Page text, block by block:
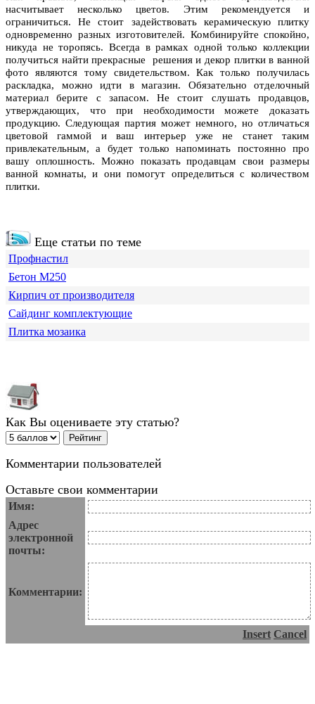
насчитывает несколько цветов. Этим рекомендуется и
ограничиться. Не стоит задействовать керамическую плитку
одновременно разных изготовителей. Комбинируйте спокойно,
никуда не торопясь. Всегда в рамках одной только коллекции
получиться найти прекрасные решения и декор плитки в ванной
фото являются тому свидетельством. Как только получилась
раскладка, можно идти в магазин. Обязательно отделочный
материал берите с запасом. Не стоит слушать продавцов,
утверждающих, что при необходимости можете доказать
продукцию. Следующая партия может немного, но отличаться
цветовой гаммой и ваш интерьер уже не станет таким
привлекательным, а будет только напоминать постоянно про
вашу оплошность. Можно показать продавцам свои размеры
ванной комнаты, и они помогут определиться с количеством
плитки.
Еще статьи по теме
Профнастил
Бетон М250
Кирпич от производителя
Сайдинг комплектующие
Плитка мозаика
Как Вы оцениваете эту статью?
Комментарии пользователей
Оставьте свои комментарии
Имя:
Адрес
электронной
почты:
Комментарии:
Insert Cancel